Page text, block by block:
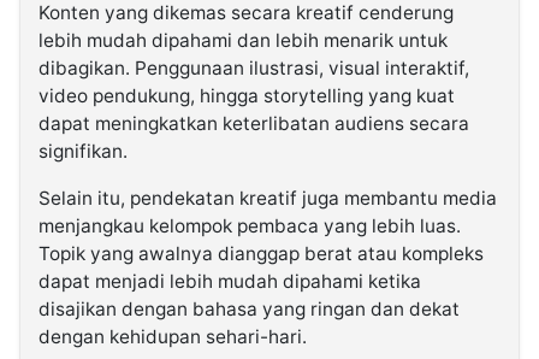
Konten yang dikemas secara kreatif cenderung
lebih mudah dipahami dan lebih menarik untuk
dibagikan. Penggunaan ilustrasi, visual interaktif,
video pendukung, hingga storytelling yang kuat
dapat meningkatkan keterlibatan audiens secara
signifikan.
Selain itu, pendekatan kreatif juga membantu media
menjangkau kelompok pembaca yang lebih luas.
Topik yang awalnya dianggap berat atau kompleks
dapat menjadi lebih mudah dipahami ketika
disajikan dengan bahasa yang ringan dan dekat
dengan kehidupan sehari-hari.